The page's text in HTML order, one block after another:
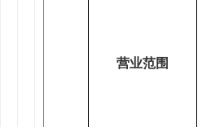
营业范围